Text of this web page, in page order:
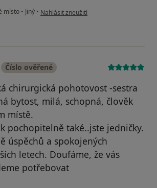
místo • Jiný • podle názoru uživatele Sysu
Nahlásit zneužití
Číslo ověřené
chirurgická pohotovost -sestra
bytost, milá, schopná, člověk
místě.
pochopitelně také..jste jedničky.
úspěchů a spokojených
letech. Doufáme, že vás
potřebovat